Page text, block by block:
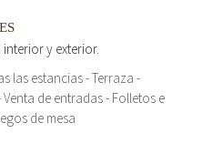
y exterior.
las estancias - Terraza -
de entradas - Folletos e
de mesa